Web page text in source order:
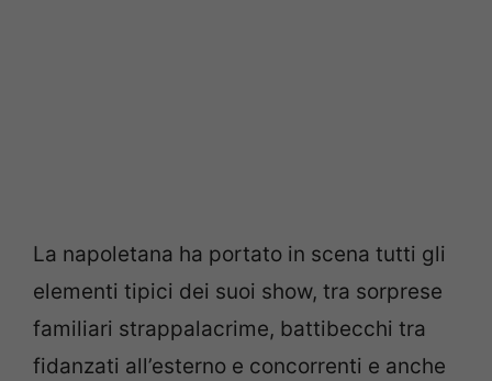
La napoletana ha portato in scena tutti gli
elementi tipici dei suoi show, tra sorprese
familiari strappalacrime, battibecchi tra
fidanzati all’esterno e concorrenti e anche